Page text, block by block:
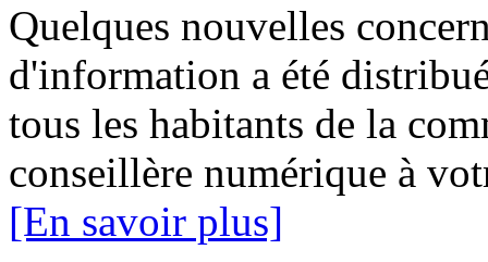
Quelques nouvelles
d'information a été
tous les habitants de la
conseillère numérique à
[En savoir plus]